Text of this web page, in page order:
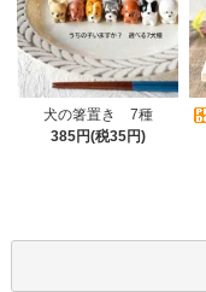
犬の箸置き 7種
385円(税35円)